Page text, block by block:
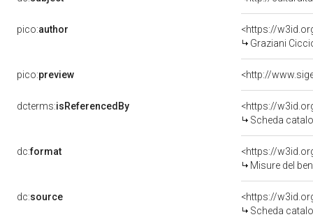
pico:author
<https://
Graziani
pico:preview
dcterms:isReferencedBy
<https://
Scheda
dc:format
<https://
Misure del
dc:source
<https://
Scheda